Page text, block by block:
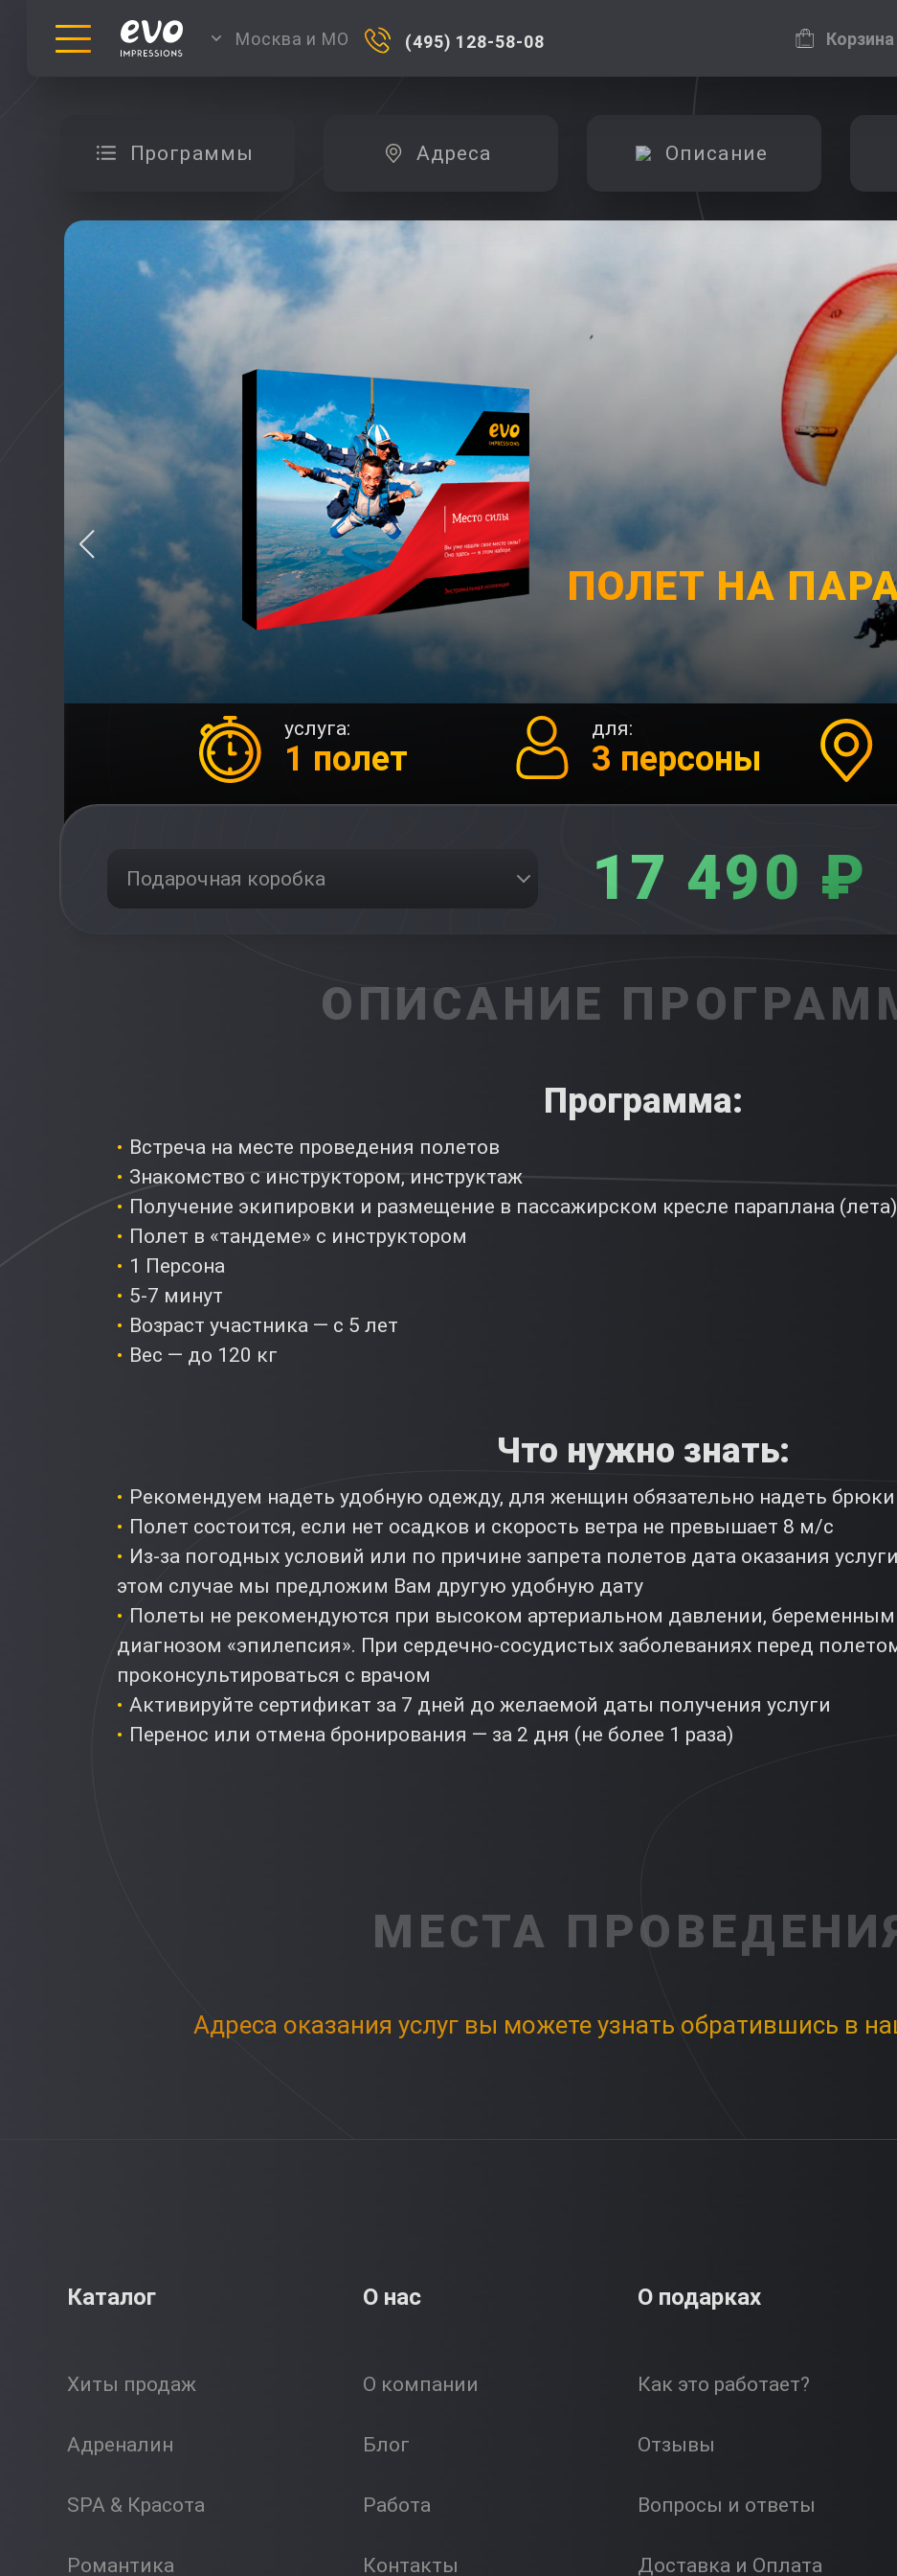
Москва и МО (495) 128-58-08 Корзина
Программы Адреса Описание
ПОЛЕТ НА
услуга:
1 полет
для:
3 персоны
Подарочная коробка 17 490 ₽
ОПИСАНИЕ
Программа:
Встреча на месте проведения полетов
Знакомство с инструктором, инструктаж
Получение экипировки и размещение в пассажирском кресле параплана (лета)
Полет в «тандеме» с инструктором
1 Персона
5-7 минут
Возраст участника — с 5 лет
Вес — до 120 кг
Что нужно знать:
Рекомендуем надеть удобную одежду, для женщин обязательно надеть брюки
Полет состоится, если нет осадков и скорость ветра не превышает 8 м/с
Из-за погодных условий или по причине запрета полетов дата оказания
этом случае мы предложим Вам другую удобную дату
Полеты не рекомендуются при высоком артериальном давлении,
диагнозом «эпилепсия». При сердечно-сосудистых заболеваниях перед
проконсультироваться с врачом
Активируйте сертификат за 7 дней до желаемой даты получения услуги
Перенос или отмена бронирования — за 2 дня (не более 1 раза)
МЕСТА
Адреса оказания услуг вы можете узнать обратившись в
Каталог
Хиты продаж
Адреналин
SPA & Красота
Романтика
О нас
О компании
Блог
Работа
Контакты
О подарках
Как это работает?
Отзывы
Вопросы и ответы
Доставка и Оплата